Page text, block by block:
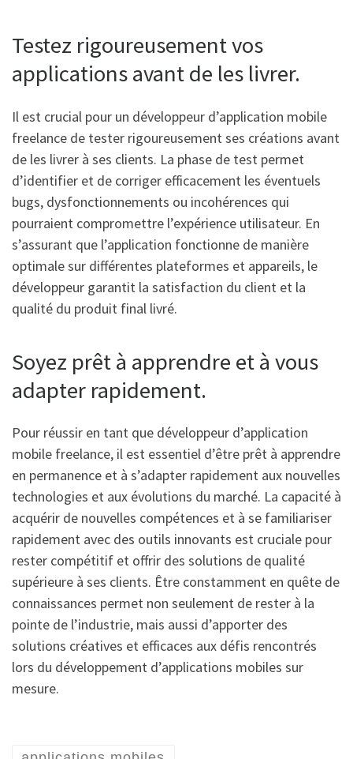
Testez rigoureusement vos
applications avant de les livrer.
Il est crucial pour un développeur d’application mobile
freelance de tester rigoureusement ses créations avant
de les livrer à ses clients. La phase de test permet
d’identifier et de corriger efficacement les éventuels
bugs, dysfonctionnements ou incohérences qui
pourraient compromettre l’expérience utilisateur. En
s’assurant que l’application fonctionne de manière
optimale sur différentes plateformes et appareils, le
développeur garantit la satisfaction du client et la
qualité du produit final livré.
Soyez prêt à apprendre et à vous
adapter rapidement.
Pour réussir en tant que développeur d’application
mobile freelance, il est essentiel d’être prêt à apprendre
en permanence et à s’adapter rapidement aux nouvelles
technologies et aux évolutions du marché. La capacité à
acquérir de nouvelles compétences et à se familiariser
rapidement avec des outils innovants est cruciale pour
rester compétitif et offrir des solutions de qualité
supérieure à ses clients. Être constamment en quête de
connaissances permet non seulement de rester à la
pointe de l’industrie, mais aussi d’apporter des
solutions créatives et efficaces aux défis rencontrés
lors du développement d’applications mobiles sur
mesure.